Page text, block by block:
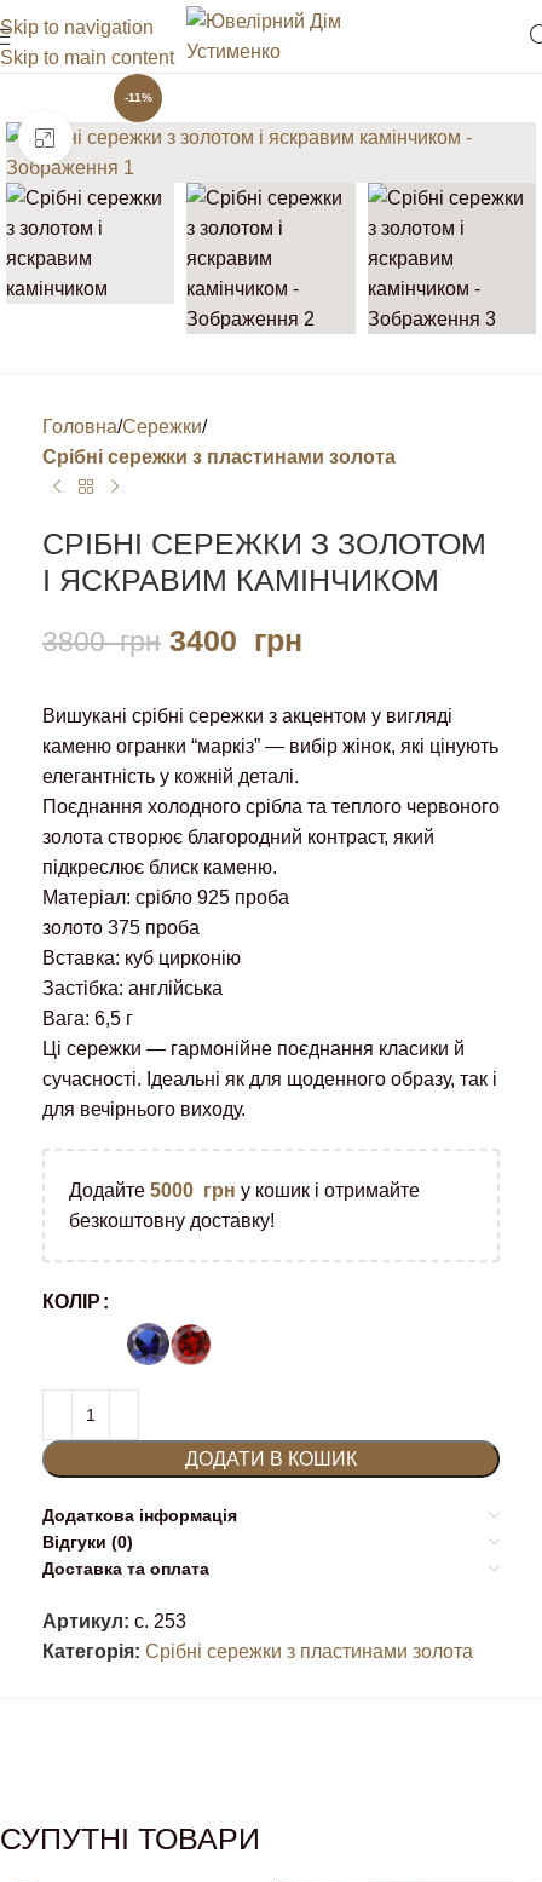
Skip to navigation
Skip to main content
-11%
Клацніть, щоб збільшити
Головна Сережки
Срібні сережки з пластинами золота
СРІБНІ СЕРЕЖКИ З ЗОЛОТОМ
І ЯСКРАВИМ КАМІНЧИКОМ
3800грн 3400 грн
Вишукані срібні сережки з акцентом у вигляді
каменю огранки “маркіз” — вибір жінок, які цінують
елегантність у кожній деталі.
Поєднання холодного срібла та теплого червоного
золота створює благородний контраст, який
підкреслює блиск каменю.
Матеріал: срібло 925 проба
золото 375 проба
Вставка: куб цирконію
Застібка: англійська
Вага: 6,5 г
Ці сережки — гармонійне поєднання класики й
сучасності. Ідеальні як для щоденного образу, так і
для вечірнього виходу.
Додайте 5000 грн у кошик і отримайте
безкоштовну доставку!
КОЛІР
ДОДАТИ В КОШИК
Додаткова інформація
Відгуки (0)
Доставка та оплата
Артикул: с. 253
Категорія: Срібні сережки з пластинами золота
СУПУТНІ ТОВАРИ